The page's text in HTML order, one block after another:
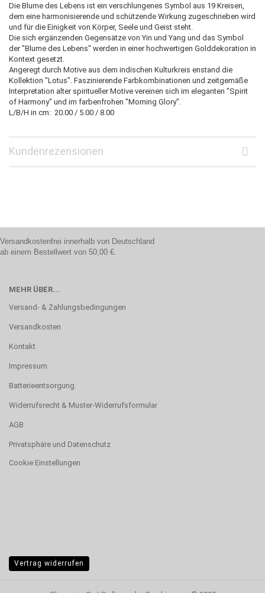
Die Blume des Lebens ist ein verschlungenes Symbol aus 19 Kreisen,
dem eine harmonisierende und schützende Wirkung zugeschrieben wird
und für die Einigkeit von Körper, Seele und Geist steht.
Die sich ergänzenden Gegensätze von Yin und Yang und das Symbol
der "Blume des Lebens" werden in einer hochwertigen Golddekoration in
Kontext gesetzt.
Angeregt durch Motive aus dem indischen Kulturkreis enstand die
Kollektion "Lotus". Faszinierende Farbkombinationen und zeitgemäße
Interpretation alter spiritueller Motive vereinen sich im eleganten "Spirit
of Harmony" und im farbenfrohen "Morning Glory".
L/B/H in cm: 20.00 / 5.00 / 8.00
Kundenrezensionen
Versandkostenfrei innerhalb von Deutschland
ab einem Bestellwert von 50,00 €.
MEHR ÜBER...
Versand- & Zahlungsbedingungen
Versandkosten
Kontakt
Impressum
Batterieentsorgung
Widerrufsrecht & Muster-Widerrufsformular
AGB
Privatsphäre und Datenschutz
Cookie Einstellungen
Vertrag widerrufen